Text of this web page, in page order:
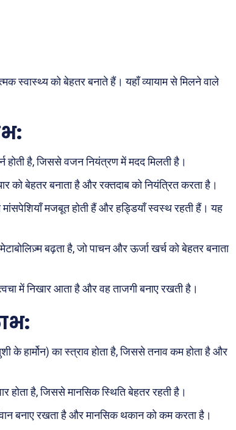
योजना
व्यंग्य : गुस्ताखी माफ़
मधुर वचन
धर्म व अध्यात्म
स्वास्थ्य को बेहतर बनाते हैं। यहाँ व्यायाम से मिलने वाले
:
होती है, जिससे वजन नियंत्रण में मदद मिलती है।
को बेहतर बनाता है और रक्तदाब को नियंत्रित करता है।
मांसपेशियाँ मजबूत होती हैं और हड्डियाँ स्वस्थ रहती हैं। यह
बढ़ता है, जो पाचन और ऊर्जा खर्च को बेहतर बनाता
में निखार आता है और वह ताजगी बनाए रखती है।
:
के हार्मोन) का स्त्राव होता है, जिससे तनाव कम होता है और
होता है, जिससे मानसिक स्थिति बेहतर रहती है।
बनाए रखता है और मानसिक थकान को कम करता है।